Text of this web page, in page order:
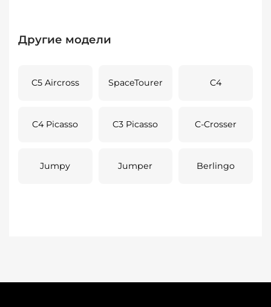
Другие модели
C5 Aircross SpaceTourer C4
C4 Picasso C3 Picasso C-Crosser
Jumpy Jumper Berlingo